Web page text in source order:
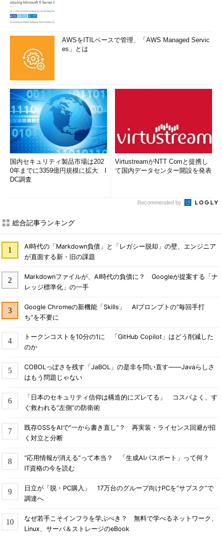
AWSをITILベースで管理、「AWS Managed Servic
es」とは
国内セキュリティ製品市場は202
0年までに3359億円規模に拡大 I
DC調査
VirtustreamがNTT Comと提携し
て国内データセンター開設を発表
Recommended by
総合記事ランキング
AI時代の「Markdown負債」と「レガシー脱却」の壁、エンジニア
が直面する新・旧の課題
Markdownファイルが、AI時代の負債に？ Googleが提案する「ナ
レッジ標準化」の一手
Google Chromeの新機能「Skills」 AIプロンプトの“毎回手打
ち”を不要に
トークンコストを10分の1に 「GitHub Copilot」はどう削減した
のか
COBOLっぽさを残す「JaBOL」の是非を問い直す――Javaらしさ
はもう問題じゃない
「日本のセキュリティ信仰は構造的にズレてる」 コスパよく、す
ぐ救われる“左側”の防衛術
既存OSSをAIで“一から書き直し”？ 再実装・ライセンス回避が招
く対立と分断
“応用情報が消える”って本当？ 「生成AIパスポート」って何？
IT資格の今を読む
日立が「脱・PC購入」 17万台のグループ向けPCを“サブスク”で
調達へ
なぜ若手こそインフラを学ぶべき？ 無料で学べるネットワーク、
Linux、サーバ＆ストレージのeBook